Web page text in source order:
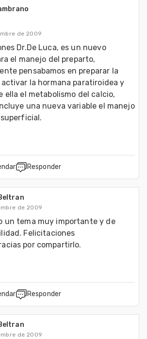
de 2009
Dr.De Luca, es un nuevo
el manejo del preparto,
pensabamos en preparar la
la hormana paratiroidea y
ella el metabolismo del calcio,
una nueva variable el manejo
Responder
de 2009
un tema muy importante y de
Felicitaciones
Responder
de 2009